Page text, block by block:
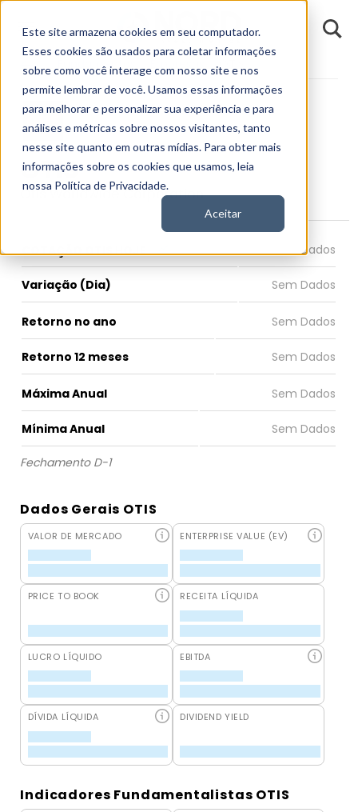
Este site armazena cookies em seu computador.
Esses cookies são usados para coletar informações
sobre como você interage com nosso site e nos
permite lembrar de você. Usamos essas informações
para melhorar e personalizar sua experiência e para
análises e métricas sobre nossos visitantes, tanto
nesse site quanto em outras mídias. Para obter mais
informações sobre os cookies que usamos, leia
nossa Política de Privacidade.
Aceitar
Fundamentos OTIS
OTIS
Otis Worldwide Corporation
COTAÇÃO OTIS HOJE
Variação (Dia)
Retorno no ano
Retorno 12 meses
Máxima Anual
Mínima Anual
Fechamento D-1
Dados Gerais OTIS
VALOR DE MERCADO ENTERPRISE VALUE (EV)
PRICE TO BOOK RECEITA LÍQUIDA
LUCRO LÍQUIDO EBITDA
DÍVIDA LÍQUIDA DIVIDEND YIELD
Indicadores Fundamentalistas OTIS